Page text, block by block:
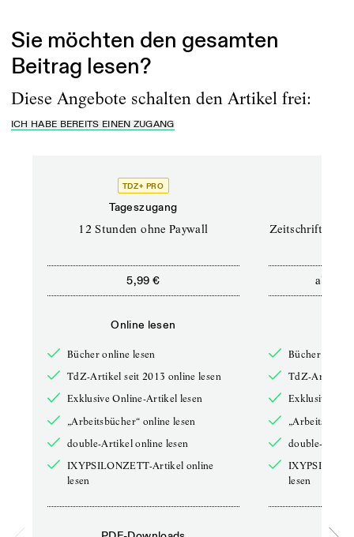
Sie möchten den gesamten
Beitrag lesen?
Diese Angebote schalten den Artikel frei:
ICH HABE BEREITS EINEN ZUGANG
TDZ+ PRO
Tageszugang
12 Stunden ohne Paywall
5,99 €
Online lesen
Bücher online lesen
TdZ-Artikel seit 2013 online lesen
Exklusive Online-Artikel lesen
„Arbeitsbücher“ online lesen
double-Artikel online lesen
IXYPSILONZETT-Artikel online
lesen
Zeitschriften
ab
Bücher online
TdZ-Artikel
Exklusive
double-
lesen